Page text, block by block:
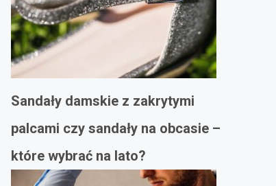
Sandały damskie z zakrytymi
palcami czy sandały na obcasie –
które wybrać na lato?